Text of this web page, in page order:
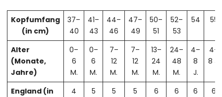
Kopfumfang
(in cm)
37–
40
41–
43
44–
46
47–
49
50–
51
52–
53
54 55
Alter
(Monate,
Jahre)
0–
6
M.
0–
6
M.
7–
12
M.
7–
12
M.
13–
24
M.
24–
48
M.
4–
8
J.
4–
8 J.
England (in
4
5
5
5
6
6
6
6